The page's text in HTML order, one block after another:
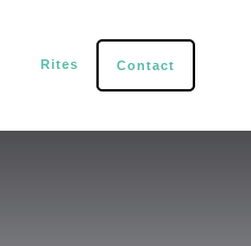
Rites Contact